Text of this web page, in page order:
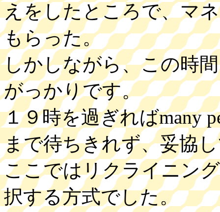
えをしたところで、マ
もらった。
しかしながら、この時
がっかりです。
１９時を過ぎればmany
まで待ちきれず、妥協
ここではリクライニン
択する方式でした。